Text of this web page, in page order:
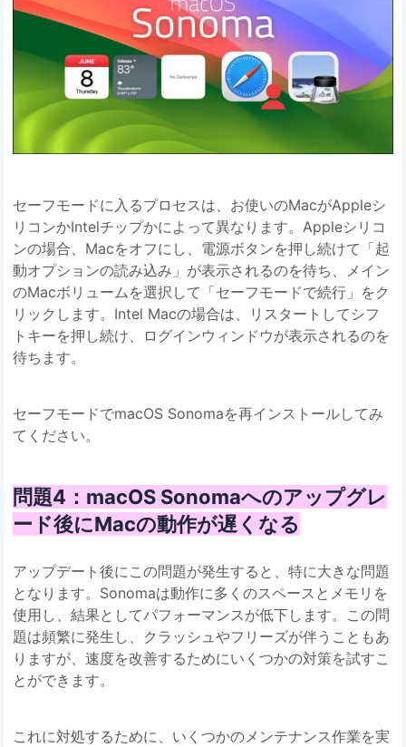
セーフモードに入るプロセスは、お使いのMacがAppleシ
リコンかIntelチップかによって異なります。Appleシリコ
ンの場合、Macをオフにし、電源ボタンを押し続けて「起
動オプションの読み込み」が表示されるのを待ち、メイン
のMacボリュームを選択して「セーフモードで続行」をク
リックします。Intel Macの場合は、リスタートしてシフ
トキーを押し続け、ログインウィンドウが表示されるのを
待ちます。
セーフモードでmacOS Sonomaを再インストールしてみ
てください。
問題4：macOS Sonomaへのアップグレ
ード後にMacの動作が遅くなる
アップデート後にこの問題が発生すると、特に大きな問題
となります。Sonomaは動作に多くのスペースとメモリを
使用し、結果としてパフォーマンスが低下します。この問
題は頻繁に発生し、クラッシュやフリーズが伴うこともあ
りますが、速度を改善するためにいくつかの対策を試すこ
とができます。
これに対処するために、いくつかのメンテナンス作業を実